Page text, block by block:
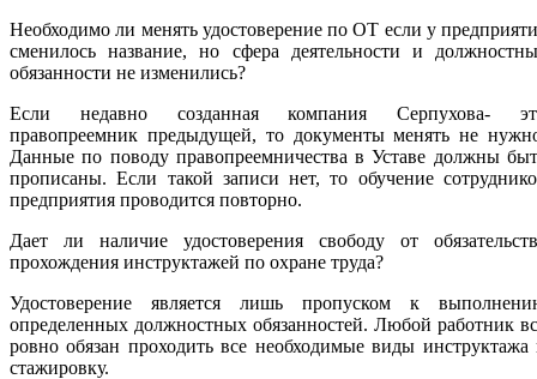
Необходимо ли менять удостоверение по ОТ если у
сменилось название, но сфера деятельности и
обязанности не изменились?
Если недавно созданная компания Серпухова-
правопреемник предыдущей, то документы менять не
Данные по поводу правопреемничества в Уставе должны
прописаны. Если такой записи нет, то обучение
предприятия проводится повторно.
Дает ли наличие удостоверения свободу от
прохождения инструктажей по охране труда?
Удостоверение является лишь пропуском к
определенных должностных обязанностей. Любой работник
ровно обязан проходить все необходимые виды инструктажа
стажировку.